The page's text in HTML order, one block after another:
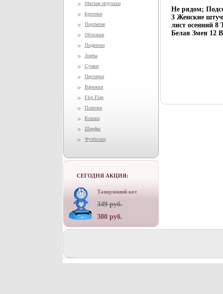
Мягкие игрушки
Брелоки
Портмоне
Обложки
Подвески
Зонты
Сумки
Перчатки
Варежки
Flip Flap
Платоки
Кошки
Шарфы
Футболки
СЕГОДНЯ АКЦИЯ:
Танцуюший кот
349 руб.
300 руб.
Не рядом;
3 Женские
лист осенний
Белая Змея 12